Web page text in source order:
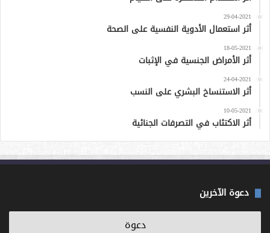
29-04-2021
أثر استعمال الأدوية النفسية على الصحة
18-05-2021
أثر الأمراض الجنسية في الإثبات
24-04-2021
أثر الاستنساخ البشري على النسب
10-05-2021
أثر الاكتئاب في التصرفات الجنائية
دعوة الآخرين